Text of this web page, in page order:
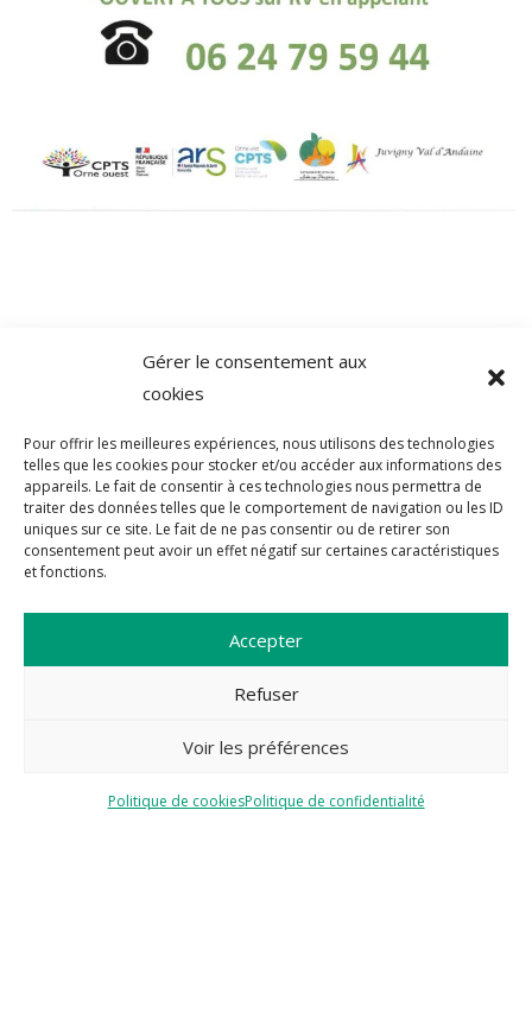
Gérer le consentement aux
cookies
Pour offrir les meilleures expériences, nous utilisons des technologies
telles que les cookies pour stocker et/ou accéder aux informations des
appareils. Le fait de consentir à ces technologies nous permettra de
traiter des données telles que le comportement de navigation ou les ID
uniques sur ce site. Le fait de ne pas consentir ou de retirer son
consentement peut avoir un effet négatif sur certaines caractéristiques
et fonctions.
Accepter
Refuser
Voir les préférences
Politique de cookiesPolitique de confidentialité
Communauté de communes Andaine-Passais
26 avenue Léopold Barré